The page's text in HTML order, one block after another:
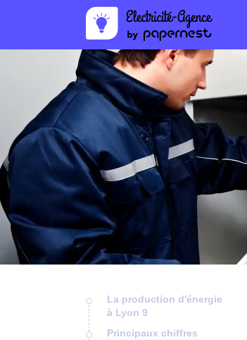
La production d'énergie
à Lyon 9
Principaux chiffres